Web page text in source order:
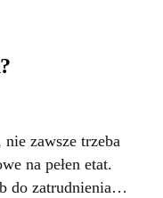
zawsze trzeba
na pełen etat.
do zatrudnienia…